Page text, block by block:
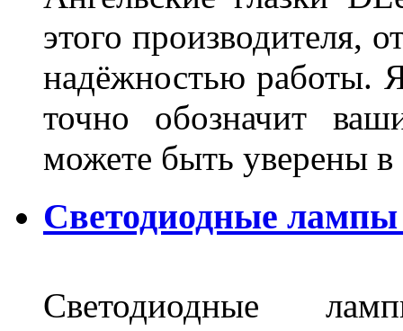
этого производителя,
надёжностью работы.
точно обозначит
можете быть уверены
Светодиодные
Светодиодные